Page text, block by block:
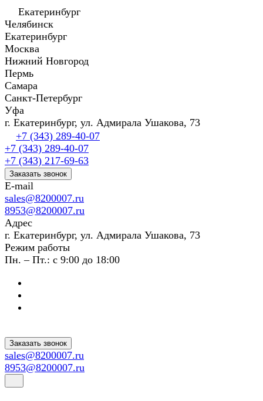
Екатеринбург
Челябинск
Екатеринбург
Москва
Нижний Новгород
Пермь
Самара
Санкт-Петербург
Уфа
г. Екатеринбург, ул. Адмирала Ушакова, 73
+7 (343) 289-40-07
+7 (343) 289-40-07
+7 (343) 217-69-63
Заказать звонок
E-mail
sales@8200007.ru
8953@8200007.ru
Адрес
г. Екатеринбург, ул. Адмирала Ушакова, 73
Режим работы
Пн. – Пт.: с 9:00 до 18:00
Заказать звонок
sales@8200007.ru
8953@8200007.ru